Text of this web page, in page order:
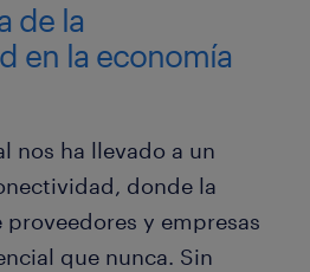
de la
en la economía
nos ha llevado a un
donde la
y empresas
que nunca. Sin